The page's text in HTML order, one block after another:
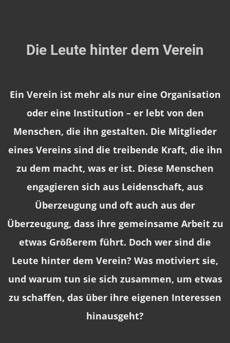
Die Leute hinter dem Verein
Ein Verein ist mehr als nur eine Organisation
oder eine Institution – er lebt von den
Menschen, die ihn gestalten. Die Mitglieder
eines Vereins sind die treibende Kraft, die ihn
zu dem macht, was er ist. Diese Menschen
engagieren sich aus Leidenschaft, aus
Überzeugung und oft auch aus der
Überzeugung, dass ihre gemeinsame Arbeit zu
etwas Größerem führt. Doch wer sind die
Leute hinter dem Verein? Was motiviert sie,
und warum tun sie sich zusammen, um etwas
zu schaffen, das über ihre eigenen Interessen
hinausgeht?